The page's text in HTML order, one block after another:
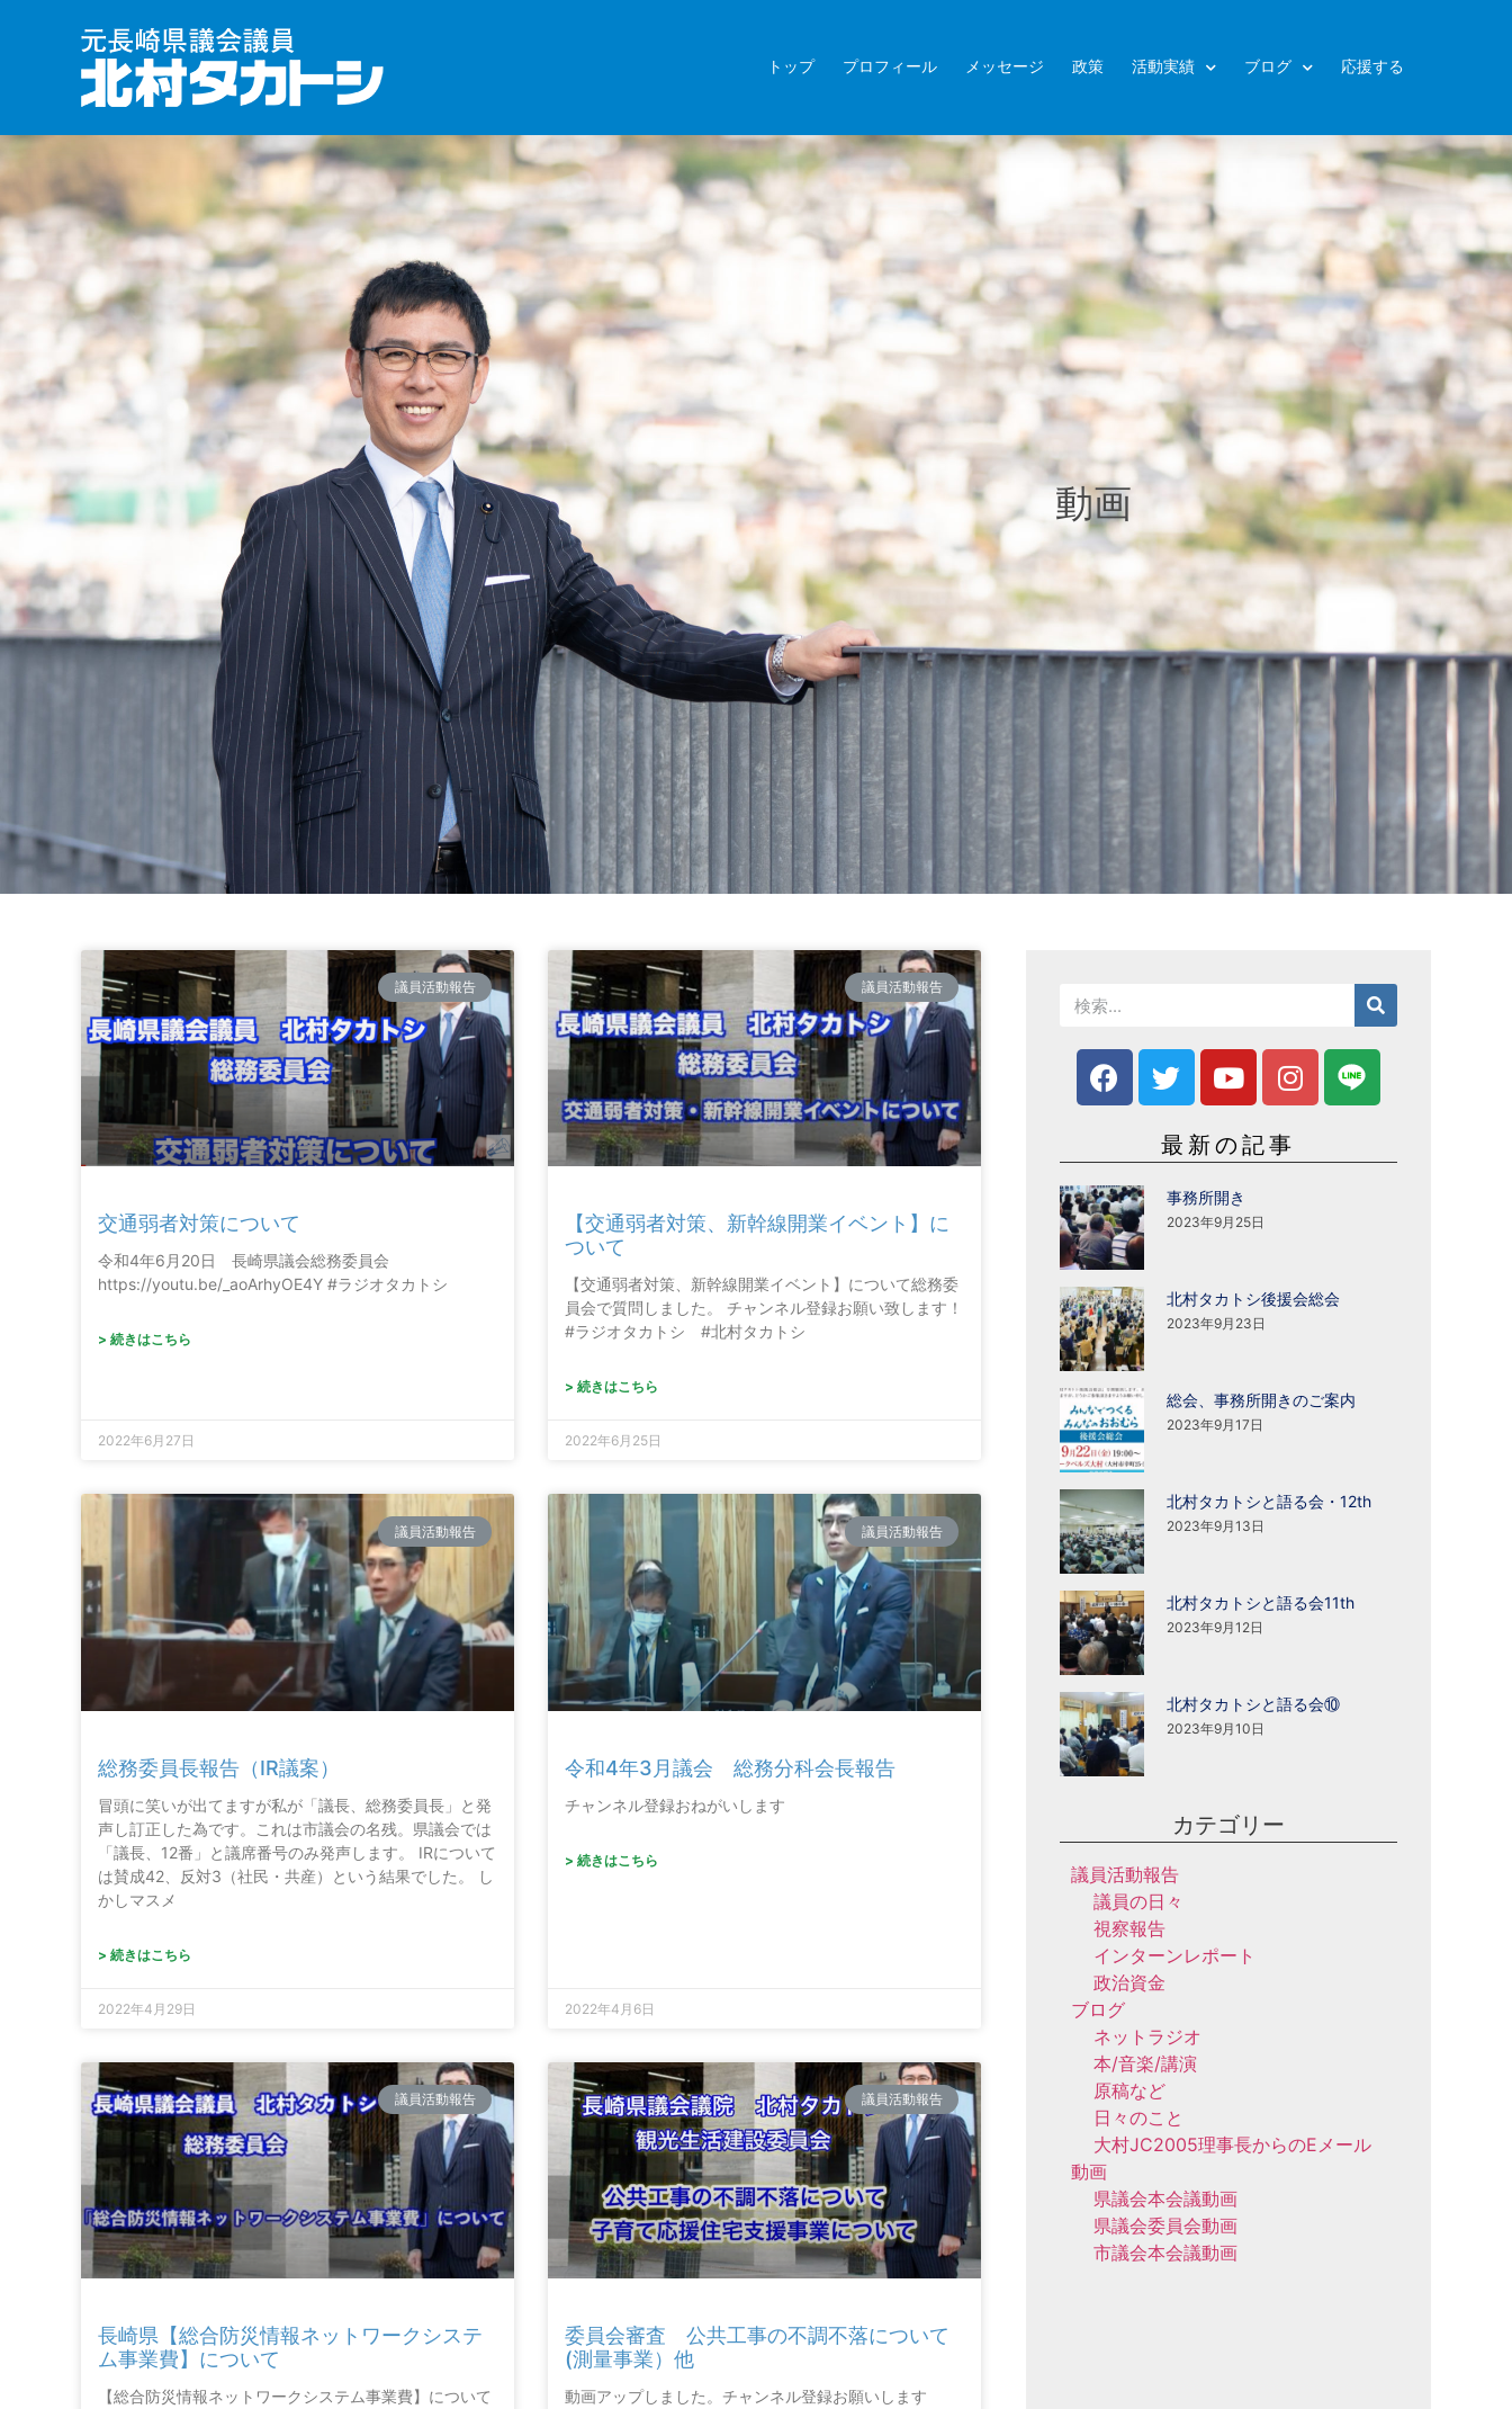
トップ プロフィール メッセージ 政策 活動実績 ブログ 応援する
動画
議員活動報告
交通弱者対策について
令和4年6月20日 長崎県議会総務委員会
https://youtu.be/_aoArhyOE4Y #ラジオタカトシ
> 続きはこちら
2022年6月27日
議員活動報告
【交通弱者対策、新幹線開業イベント】に
ついて
【交通弱者対策、新幹線開業イベント】について総務委
員会で質問しました。 チャンネル登録お願い致します！
#ラジオタカトシ #北村タカトシ
> 続きはこちら
2022年6月25日
議員活動報告
総務委員長報告（IR議案）
冒頭に笑いが出てますが私が「議長、総務委員長」と発
声し訂正した為です。これは市議会の名残。県議会では
「議長、12番」と議席番号のみ発声します。 IRについて
は賛成42、反対3（社民・共産）という結果でした。 し
かしマスメ
> 続きはこちら
2022年4月29日
議員活動報告
令和4年3月議会 総務分科会長報告
チャンネル登録おねがいします
> 続きはこちら
2022年4月6日
議員活動報告
長崎県【総合防災情報ネットワークシステ
ム事業費】について
【総合防災情報ネットワークシステム事業費】について
議員活動報告
委員会審査 公共工事の不調不落について
(測量事業）他
動画アップしました。チャンネル登録お願いします
最新の記事
事務所開き
2023年9月25日
北村タカトシ後援会総会
2023年9月23日
総会、事務所開きのご案内
2023年9月17日
北村タカトシと語る会・12th
2023年9月13日
北村タカトシと語る会11th
2023年9月12日
北村タカトシと語る会⑩
2023年9月10日
カテゴリー
議員活動報告
議員の日々
視察報告
インターンレポート
政治資金
ブログ
ネットラジオ
本/音楽/講演
原稿など
日々のこと
大村JC2005理事長からのEメール
動画
県議会本会議動画
県議会委員会動画
市議会本会議動画